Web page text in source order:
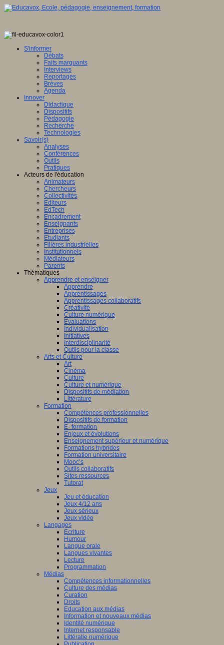
S'informer
Débats
Faits marquants
Interviews
Reportages
Brèves
Agenda
Innover
Didactique
Dispositifs
Pédagogie
Recherche
Technologies
Savoir(s)
Analyses
Conférences
Outils
Pratiques
Acteurs de l'éducation
Animateurs
Chercheurs
Collectivités
Editeurs
EdTech
Encadrement
Enseignants
Entreprises
Etudiants
Filières industrielles
Institutionnels
Médiateurs
Parents
Thématiques
Apprendre et enseigner
Apprendre
Apprentissages
Apprentissages collaboratifs
Créativité
Culture numérique
Evaluations
Individualisation
Initiatives
Interdisciplinarité
Outils pour la classe
Arts et Culture
Art
Cinéma
Culture
Culture et numérique
Dispositifs de médiation
Littérature
Formation
Compétences professionnelles
Dispositifs de formation
E- formation
Enjeux et évolutions
Enseignement supérieur et numérique
Formations hybrides
Formation universitaire
Mooc’s
Outils collaboratifs
Sites ressources
Tutorat
Jeux
Jeu et éducation
Jeux 4/12 ans
Jeux sérieux
Jeux vidéo
Langages
Ecriture
Humour
Langue orale
Langues vivantes
Lecture
Programmation
Médias
Compétences informationnelles
Culture des médias
Curation
Droits
Education aux médias
Information et nouveaux médias
Identité numérique
Internet responsable
Littératie numérique